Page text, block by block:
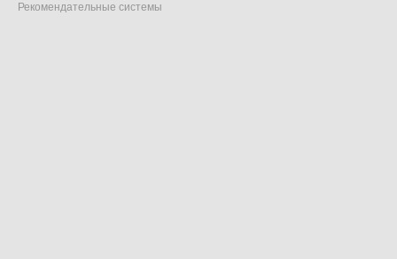
Рекомендательные системы